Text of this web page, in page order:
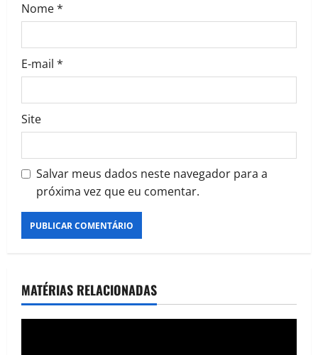
Nome*
E-mail *
Site
Salvar meus dados neste navegador para a
próxima vez que eu comentar.
MATÉRIAS RELACIONADAS